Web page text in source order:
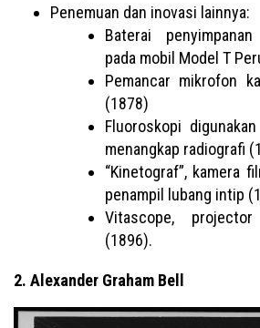
Penemuan dan inovasi lainnya:
Baterai
pada mobil Model T
Pemancar mikrofon
(1878)
Fluoroskopi
menangkap radiografi
“Kinetograf”, kamera
penampil lubang intip
Vitascope,
(1896).
2. Alexander Graham Bell